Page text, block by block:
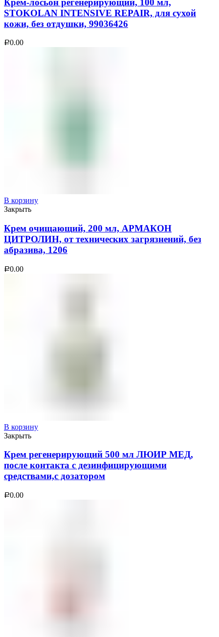
STOKOLAN INTENSIVE REPAIR, для сухой
кожи, без отдушки, 99036426
Р0.00
В корзину
Закрыть
Крем очищающий, 200 мл, АРМАКОН
ЦИТРОЛИН, от технических загрязнений, без
абразива, 1206
Р0.00
В корзину
Закрыть
Крем регенерирующий 500 мл ЛЮИР МЕД,
после контакта с дезинфицирующими
средствами,с дозатором
Р0.00